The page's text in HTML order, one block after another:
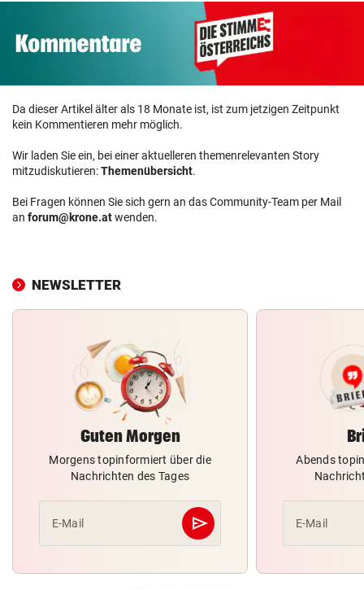
Da dieser Artikel älter als 18 Monate ist, ist zum jetzigen Zeitpunkt
kein Kommentieren mehr möglich.
Wir laden Sie ein, bei einer aktuelleren themenrelevanten Story
mitzudiskutieren:Themenübersicht.
Bei Fragen können Sie sich gern an das Community-Team per Mail
an forum@krone.atwenden.
NEWSLETTER
Guten Morgen
Morgens topinformiert über die
Nachrichten des Tages
E-Mail send
Abschicken
Abends
E-Mail